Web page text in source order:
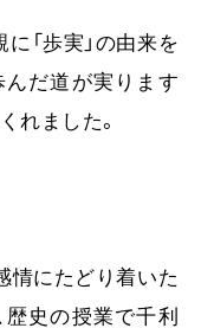
「歩実」の由来を
んだ道が実ります
れました。
情にたどり着いた
歴史の授業で千利